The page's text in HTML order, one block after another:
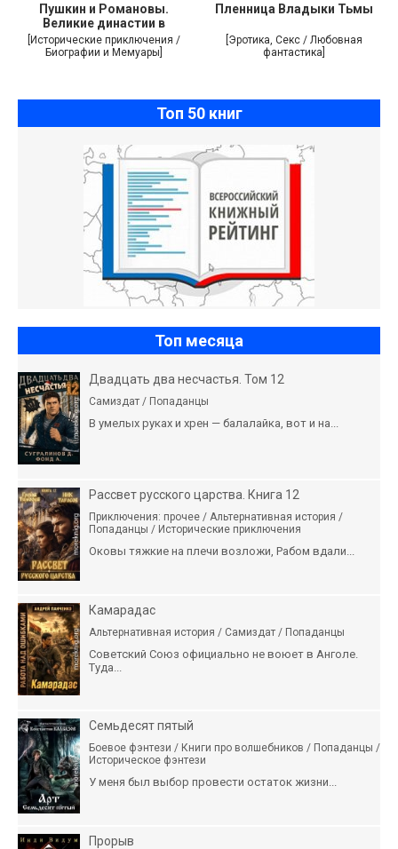
Пушкин и Романовы.
Великие династии в
зеркале эпох
[Исторические приключения /
Биографии и Мемуары]
Пленница Владыки Тьмы
[Эротика, Секс / Любовная
фантастика]
Топ 50 книг
Топ месяца
Двадцать два несчастья. Том 12
Самиздат / Попаданцы
В умелых руках и хрен — балалайка, вот и на...
Рассвет русского царства. Книга 12
Приключения: прочее / Альтернативная история /
Попаданцы / Исторические приключения
Оковы тяжкие на плечи возложи, Рабом вдали...
Камарадас
Альтернативная история / Самиздат / Попаданцы
Советский Союз официально не воюет в Анголе.
Туда...
Семьдесят пятый
Боевое фэнтези / Книги про волшебников / Попаданцы /
Историческое фэнтези
У меня был выбор провести остаток жизни...
Прорыв